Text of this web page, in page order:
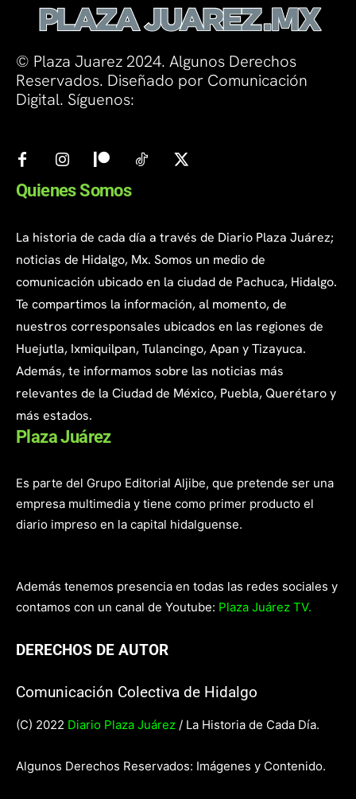
© Plaza Juarez 2024. Algunos Derechos
Reservados. Diseñado por Comunicación
Digital. Síguenos:
Quienes Somos
La historia de cada día a través de Diario Plaza Juárez;
noticias de Hidalgo, Mx. Somos un medio de
comunicación ubicado en la ciudad de Pachuca, Hidalgo.
Te compartimos la información, al momento, de
nuestros corresponsales ubicados en las regiones de
Huejutla, Ixmiquilpan, Tulancingo, Apan y Tizayuca.
Además, te informamos sobre las noticias más
relevantes de la Ciudad de México, Puebla, Querétaro y
más estados.
Plaza Juárez
Es parte del Grupo Editorial Aljibe, que pretende ser una
empresa multimedia y tiene como primer producto el
diario impreso en la capital hidalguense.
Además tenemos presencia en todas las redes sociales y
contamos con un canal de Youtube: Plaza Juárez TV.
DERECHOS DE AUTOR
Comunicación Colectiva de Hidalgo
(C) 2022 Diario Plaza Juárez / La Historia de Cada Día.
Algunos Derechos Reservados: Imágenes y Contenido.